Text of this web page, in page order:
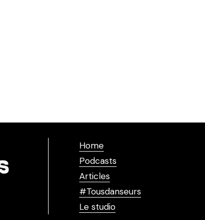
Home
Podcasts
Articles
#Tousdanseurs
Le studio